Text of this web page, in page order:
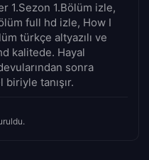
1.Sezon 1.Bölüm izle,
full hd izle, How I
türkçe altyazılı ve
kalitede. Hayal
sonra
tanışır.